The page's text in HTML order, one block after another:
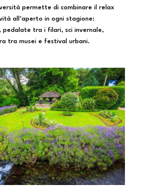
permette di combinare il relax
all’aperto in ogni stagione:
pedalate tra i filari, sci invernale,
tra musei e festival urbani.